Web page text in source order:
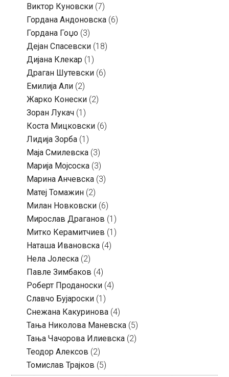
Виктор Куновски (7)
Гордана Андоновска (6)
Гордана Гоџо (3)
Дејан Спасевски (18)
Дијана Клекар (1)
Драган Шутевски (6)
Емилија Али (2)
Жарко Конески (2)
Зоран Лукач (1)
Коста Мицковски (6)
Лидија Зорба (1)
Маја Смилевска (3)
Марија Мојсоска (3)
Марина Анчевска (3)
Матеј Томажин (2)
Милан Новковски (6)
Мирослав Драганов (1)
Митко Керамитчиев (1)
Наташа Ивановска (4)
Нела Јолеска (2)
Павле Зимбаков (4)
Роберт Проданоски (4)
Славчо Бујароски (1)
Снежана Какуринова (4)
Тања Николова Маневска (5)
Тања Чачорова Илиевска (2)
Теодор Алексов (2)
Томислав Трајков (5)